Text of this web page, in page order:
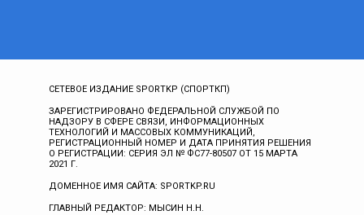
СЕТЕВОЕ ИЗДАНИЕ SPORTKP (СПОРТКП)
ЗАРЕГИСТРИРОВАНО ФЕДЕРАЛЬНОЙ СЛУЖБОЙ ПО
НАДЗОРУ В СФЕРЕ СВЯЗИ, ИНФОРМАЦИОННЫХ
ТЕХНОЛОГИЙ И МАССОВЫХ КОММУНИКАЦИЙ,
РЕГИСТРАЦИОННЫЙ НОМЕР И ДАТА ПРИНЯТИЯ РЕШЕНИЯ
О РЕГИСТРАЦИИ: СЕРИЯ ЭЛ № ФС77-80507 ОТ 15 МАРТА
2021 Г.
ДОМЕННОЕ ИМЯ САЙТА: SPORTKP.RU
ГЛАВНЫЙ РЕДАКТОР: МЫСИН Н.Н.